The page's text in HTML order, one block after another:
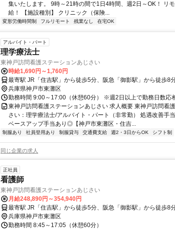
集いたします。 9時～21時の間で1日4時間、週2日～OK！ リ
給！ 【施設種別】 クリニック（保険...
変形労働時間制 フルリモート 残業なし 在宅OK
アルバイト・パート
理学療法士
東神戸訪問看護ステーションあじさい
時給1,690円～1,760円
最寄駅 JR「住吉駅」から徒歩5分、阪急「御影駅」から徒歩8
兵庫県神戸市東灘区
勤務時間 9:00～17:00（休憩60分） ※週2日以上で勤務日数応
東神戸訪問看護ステーションあじさい 求人概要 東神戸訪問看
さい：理学療法士/アルバイト・パート（非常勤） 処遇改善
ベースアップ手当あり◎【神戸市東灘区・住吉...
制服あり 社員登用あり 制服貸与 交通費支給 週2・3日からOK シフト制
同じ企業の求人
正社員
看護師
東神戸訪問看護ステーションあじさい
月給248,890円～354,940円
最寄駅 JR「住吉駅」から徒歩5分、阪急「御影駅」から徒歩8
兵庫県神戸市東灘区
勤務時間 8:45～17:05（休憩60分）